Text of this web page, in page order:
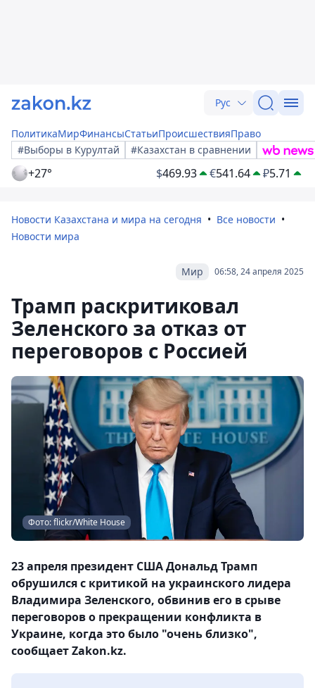
Рус
ПолитикаМирФинансыСтатьиПроисшествияПраво
#Выборы в Курултай
#Казахстан в сравнении
+27° $469.93 €541.64 ₽5.71
Новости Казахстана и мира на сегодня
Все новости
Новости мира
06:58, 24 апреля 2025
Мир
Трамп раскритиковал
Зеленского за отказ от
переговоров с Россией
Фото: flickr/White House
23 апреля президент США Дональд Трамп
обрушился с критикой на украинского лидера
Владимира Зеленского, обвинив его в срыве
переговоров о прекращении конфликта в
Украине, когда это было "очень близко",
сообщает Zakon.kz.